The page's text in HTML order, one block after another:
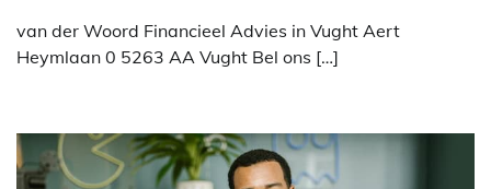
van der Woord Financieel Advies in Vught Aert
Heymlaan 0 5263 AA Vught Bel ons […]